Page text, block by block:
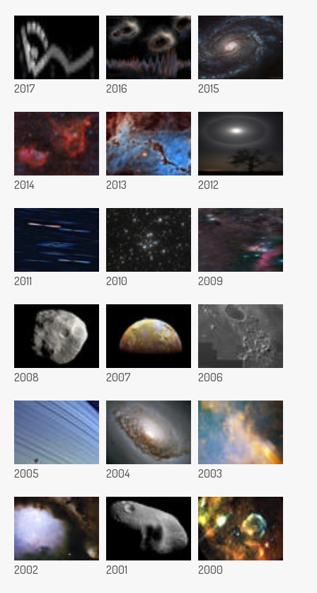
2017 2016 2015
2014 2013 2012
2011 2010 2009
2008 2007 2006
2005 2004 2003
2002 2001 2000